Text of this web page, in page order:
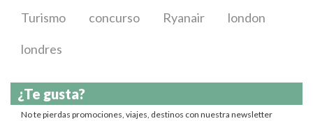
Turismo concurso Ryanair london
londres
¿Te gusta?
No te pierdas promociones, viajes, destinos con nuestra newsletter